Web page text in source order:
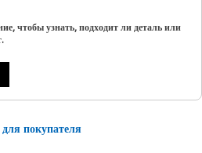
чтобы узнать, подходит ли деталь или
покупателя